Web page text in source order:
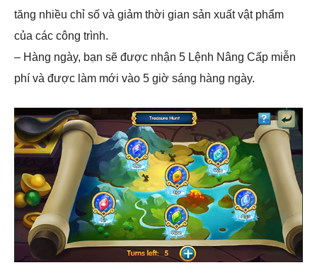
tăng nhiều chỉ số và giảm thời gian sản xuất vật phẩm
của các công trình.
– Hàng ngày, bạn sẽ được nhận 5 Lệnh Nâng Cấp miễn
phí và được làm mới vào 5 giờ sáng hàng ngày.